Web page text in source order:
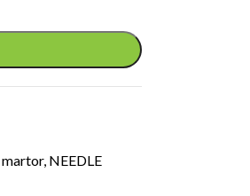
martor, NEEDLE